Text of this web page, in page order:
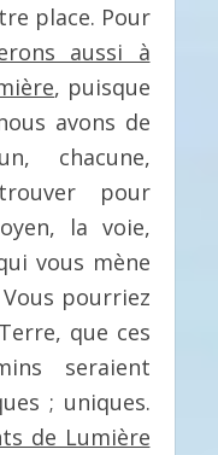
place. Pour
aussi à
, puisque
avons de
chacune,
pour
la voie,
vous mène
pourriez
que ces
seraient
; uniques.
de Lumière